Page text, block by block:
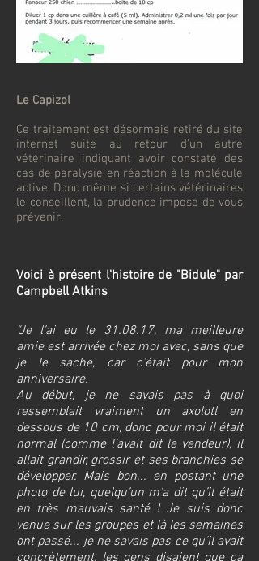
Le Capizol
Ce traitement est désormais retiré du site
internet suite au retour d'un autre
vétérinaire indiquant avoir constaté des
cas de paralysie en réaction à la molécule
active. Donc même si certains vétérinaires
le conseillent, la prudence impose de vous
prévenir.
Voici à présent l'histoire de "Bidule" par
Campbell Atkins
"Je l’ai eu le 31.08.17, ma meilleure
amie est arrivée chez moi avec, sans que
je le sache, car c’était pour mon
anniversaire.
Au début, je ne savais pas à quoi
ressemblait vraiment un axolotl en
dessous de 10 cm, donc pour moi il était
normal (comme l’avait dit le vendeur), il
allait grandir, grossir et ses branchies se
développer. Mais bon... en postant une
photo de lui, quelqu’un m’a dit qu’il était
en très mauvais santé ! Je suis donc
venue sur les groupes et là les semaines
ont passé... je ne savais pas ce qu’il avait
concrètement, les gens disaient que ça